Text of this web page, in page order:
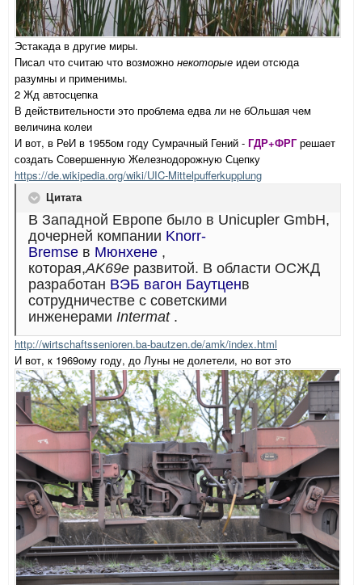
Эстакада в другие миры.
Писал что считаю что возможно некоторые идеи отсюда
разумны и применимы.
2 Жд автосцепка
В действительности это проблема едва ли не бОльшая чем
величина колеи
И вот, в РеИ в 1955ом году Сумрачный Гений - ГДР+ФРГ решает
создать Совершенную Железнодорожную Сцепку
https://de.wikipedia.org/wiki/UIC-Mittelpufferkupplung
Цитата
В Западной Европе было в Unicupler GmbH,
дочерней компании Knorr-
Bremse в Мюнхене ,
которая,AK69e развитой. В области ОСЖД
разработан ВЭБ вагон Баутценв
сотрудничестве с советскими
инженерами Intermat.
http://wirtschaftssenioren.ba-bautzen.de/amk/index.html
И вот, к 1969ому году, до Луны не долетели, но вот это